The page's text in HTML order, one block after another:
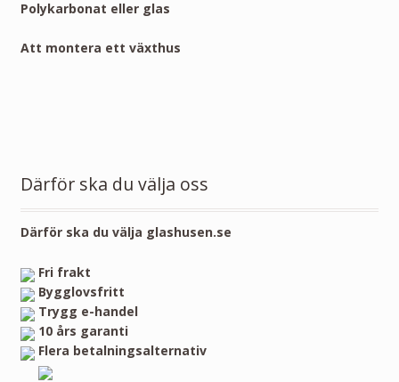
Polykarbonat eller glas
Att montera ett växthus
Därför ska du välja oss
Därför ska du välja glashusen.se
Fri frakt
Bygglovsfritt
Trygg e-handel
10 års garanti
Flera betalningsalternativ